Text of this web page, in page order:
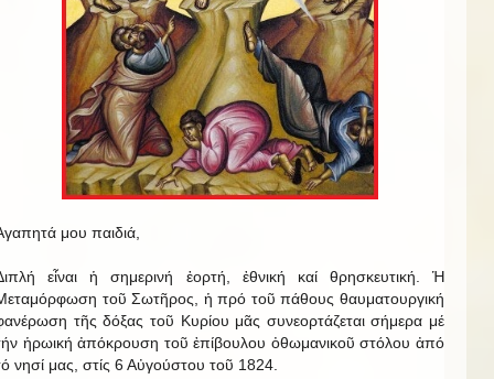
μου παιδιά,
εἶναι ἡ σημερινή ἑορτή, ἐθνική καί θρησκευτική. Ἡ
τοῦ Σωτῆρος, ἡ πρό τοῦ πάθους θαυματουργική
τῆς δόξας τοῦ Κυρίου μᾶς συνεορτάζεται σήμερα μέ
ἡρωική ἀπόκρουση τοῦ ἐπίβουλου ὀθωμανικοῦ στόλου ἀπό
νησί μας, στίς 6 Αὐγούστου τοῦ 1824.